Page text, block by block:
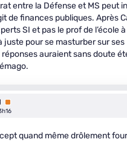
entre la Défense et MS peut
de finances publiques. Après
SI et pas le prof de l’école à
juste pour se masturber sur ses
auraient sans doute
Premium
quand même drôlement